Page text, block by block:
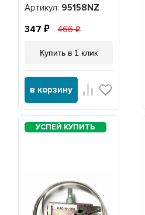
Артикул: 95158NZ
347 466
Купить в 1 клик
в корзину